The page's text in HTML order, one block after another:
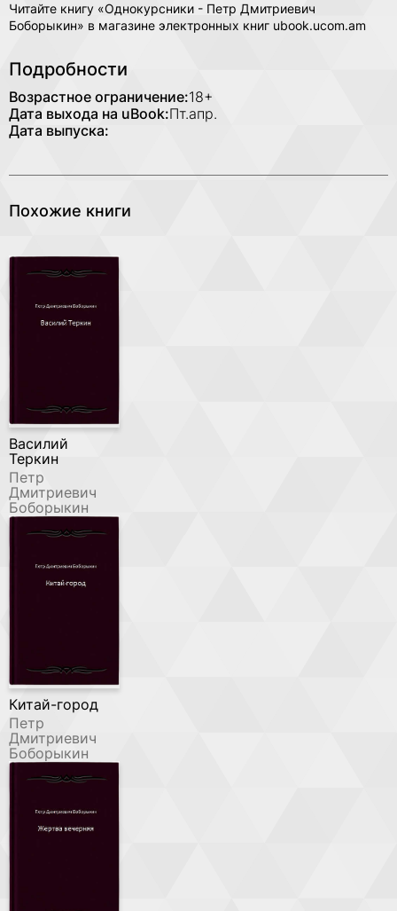
Читайте книгу «Однокурсники - Петр Дмитриевич
Боборыкин» в магазине электронных книг ubook.ucom.am
Подробности
Возрастное ограничение:18+
Дата выхода на uBook:Пт.апр.
Дата выпуска:
Похожие книги
Василий
Теркин
Петр
Дмитриевич
Боборыкин
Китай-город
Петр
Дмитриевич
Боборыкин